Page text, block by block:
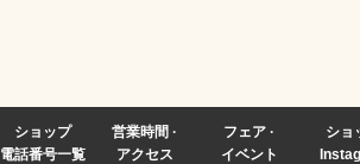
ショップ
電話番号一覧
営業時間 ·
アクセス
フェア ·
イベント
ショ